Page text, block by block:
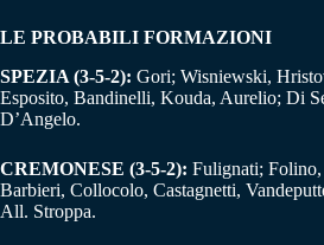
LE PROBABILI FORMAZIONI
SPEZIA (3-5-2): Gori; Wisniewski,
Esposito, Bandinelli, Kouda, Aurelio; Di
D’Angelo.
CREMONESE (3-5-2): Fulignati;
Barbieri, Collocolo, Castagnetti,
All. Stroppa.